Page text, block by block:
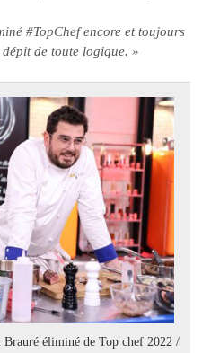
#TopChef encore et toujours
de toute logique. »
éliminé de Top chef 2022 /